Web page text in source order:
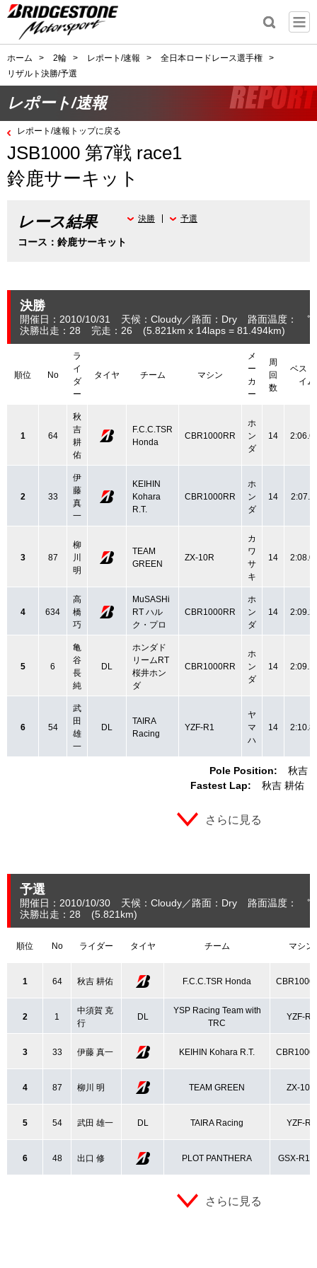
ホーム > 2輪 > レポート/速報 > 全日本ロードレース選手権
>
リザルト決勝/予選
レポート/速報
レポート/速報トップに戻る
JSB1000 第7戦 race1
鈴鹿サーキット
レース結果
コース：鈴鹿サーキット
決勝 予選
決勝
開催日：2010/10/31 天候：Cloudy 路面：Dry
路面温度：
決勝出走：28
完走：26 (5.821 km x 14laps = 81.494km)
順位 No
ラ
イ
ダ
ー
タイヤ チーム マシン
メ
ー
カ
ー
周
回
数
ベス
イム
Pole Position:
秋吉
Fastest Lap:
秋吉 耕佑
1 64
秋
吉
耕
佑
F.C.C.TSR
Honda
CBR1000RR
ホ
ン
ダ
14
2 33
伊
藤
真
一
KEIHIN
Kohara
R.T.
CBR1000RR
ホ
ン
ダ
14
3 87
柳
川
明
TEAM
GREEN
ZX-10R
カ
ワ
サ
キ
14
4 634
高
橋
巧
MuSASHi
RT ハル
ク・プロ
CBR1000RR
ホ
ン
ダ
14
5 6
亀
谷
長
純
DL
ホンダド
リームRT
桜井ホン
ダ
CBR1000RR
ホ
ン
ダ
14
6 54
武
田
雄
一
DL
TAIRA
Racing
YZF-R1
ヤ
マ
ハ
14
さらに見る
予選
開催日：2010/10/30 天候：Cloudy 路面：Dry
路面温度：
決勝出走：28
(5.821 km)
順位 No ライダー タイヤ チーム マシン
1 64 秋吉 耕佑 F.C.C.TSR Honda
2 1
中須賀 克
行
DL
YSP Racing Team with
TRC
YZF-R1
3 33 伊藤 真一 KEIHIN Kohara R.T.
4 87 柳川 明 TEAM GREEN ZX-10R
5 54 武田 雄一 DL TAIRA Racing YZF-R1
6 48 出口 修 PLOT PANTHERA GSX-
さらに見る